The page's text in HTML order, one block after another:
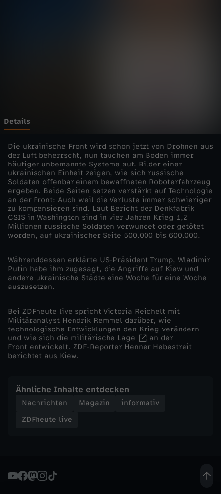
-
T
r
u
m
p
s
p
r
i
c
h
t
n
Details
Die ukrainische Front wird schon jetzt von Drohnen aus
der Luft beherrscht, nun tauchen am Boden immer
häufiger unbemannte Systeme auf. Bilder einer
ukrainischen Einheit zeigen, wie sich russische
Soldaten offenbar einem bewaffneten Roboterfahrzeug
ergeben. Beide Seiten setzen verstärkt auf Technologie
an der Front: Auch weil die Verluste immer schwieriger
zu kompensieren sind. Laut Bericht der Denkfabrik
CSIS in Washington sind in vier Jahren Krieg 1,2
Millionen russische Soldaten verwundet oder getötet
worden, auf ukrainischer Seite 500.000 bis 600.000.
Währenddessen erklärte US-Präsident Trump, Wladimir
Putin habe ihm zugesagt, die Angriffe auf Kiew und
andere ukrainische Städte eine Woche für eine Woche
auszusetzen.
Bei ZDFheute live spricht Victoria Reichelt mit
Militäranalyst Hendrik Remmel darüber, wie
technologische Entwicklungen den Krieg verändern
und wie sich die militärische Lage
an der
Front entwickelt. ZDF-Reporter Henner Hebestreit
berichtet aus Kiew.
Ähnliche Inhalte entdecken
Nachrichten Magazin
informativ
ZDFheute live